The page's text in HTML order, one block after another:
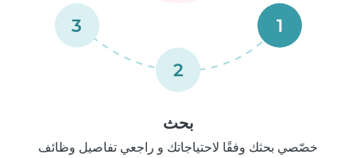
1
2
3
بحث
خصّصي بحثك وفقًا لاحتياجاتك و راجعي تفاصيل وظائف